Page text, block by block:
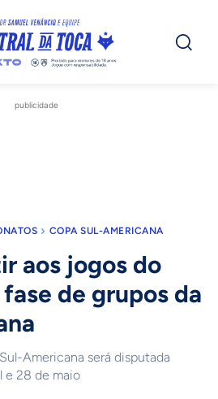
publicidade
COPA SUL-AMERICANA
aos jogos do
de grupos da
Americana será disputada
e 28 de maio